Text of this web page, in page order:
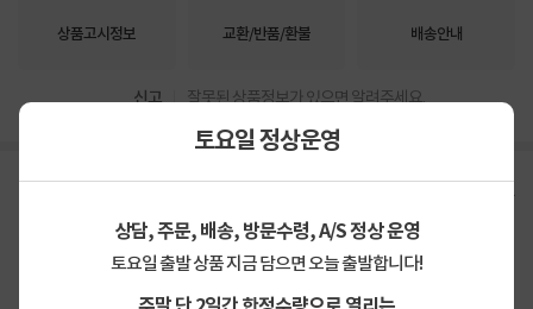
토요일 정상운영
상담, 주문, 배송, 방문수령, A/S 정상 운영
토요일 출발 상품 지금 담으면 오늘 출발합니다!
상품고시정보 교환/반품/환불 배송안내
신고 잘못된 상품정보가 있으면 알려주세요.
구매후기
4.8 상품 만족해요
가격
합리적이에요